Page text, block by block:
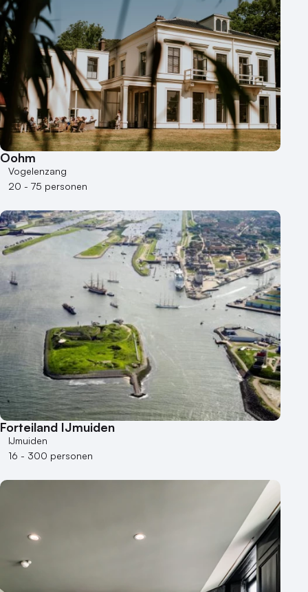
Oohm
Vogelenzang
20 - 75 personen
Forteiland IJmuiden
IJmuiden
16 - 300 personen